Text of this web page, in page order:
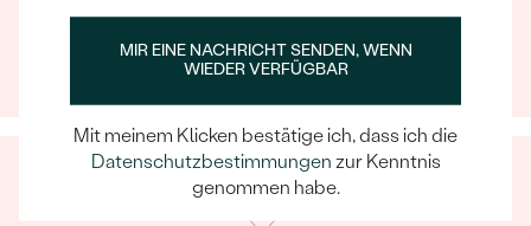
ANSEHEN
sich darauf verlassen, dass unser Team dafür sorgt,
dass schon die Auswahl eines Schmuckstücks zu
einem unvergesslichen Erlebnis wird.
MIR EINE NACHRICHT SENDEN, WENN
WIEDER VERFÜGBAR
Mit meinem Klicken bestätige ich, dass ich die
Datenschutzbestimmungen zur Kenntnis
genommen habe.